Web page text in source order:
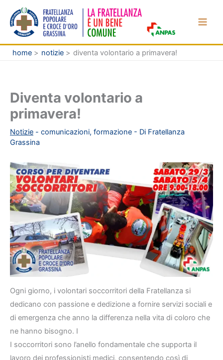
contenuto
home notizie diventa volontario a primavera!
Diventa volontario a
primavera!
Notizie - comunicazioni, formazione - Di Fratellanza
Grassina
Ogni giorno, i volontari soccorritori della Fratellanza si
dedicano con passione e dedizione a fornire servizi sociali e
di emergenza che anno la differenza nella vita di coloro che
ne hanno bisogno. I
I soccorritori sono l’anello fondamentale che supporta il
lavoro dei professionisti medici, consentendo così di